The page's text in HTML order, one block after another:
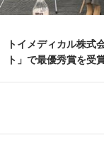
トイメディカル株式
ト」で最優秀賞を受